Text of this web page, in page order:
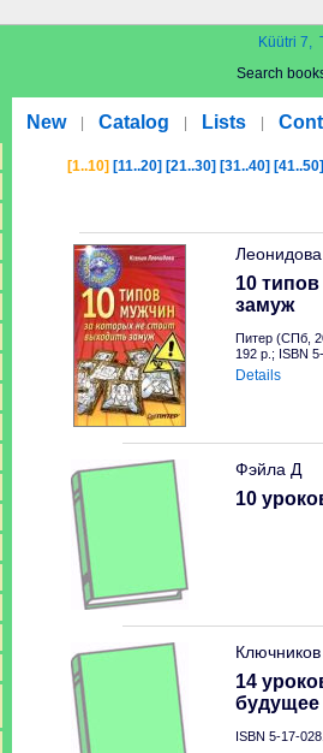
Küütri 7,
Search
New Catalog Lists
[1..10] [11..20] [21..30] [31..40] [41..50]
10
замуж
Питер (СПб,
192 p.; ISBN
Details
Фэйла Д
10
14
будущее
ISBN 5-17-